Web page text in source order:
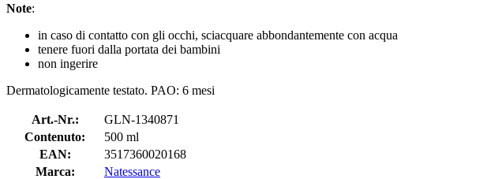
Note:
in caso di contatto con gli occhi, sciacquare abbondantemente con acqua
tenere fuori dalla portata dei bambini
non ingerire
Dermatologicamente testato. PAO: 6 mesi
Art.-Nr.:
GLN-1340871
Contenuto:
500 ml
EAN:
3517360020168
Marca:
Natessance